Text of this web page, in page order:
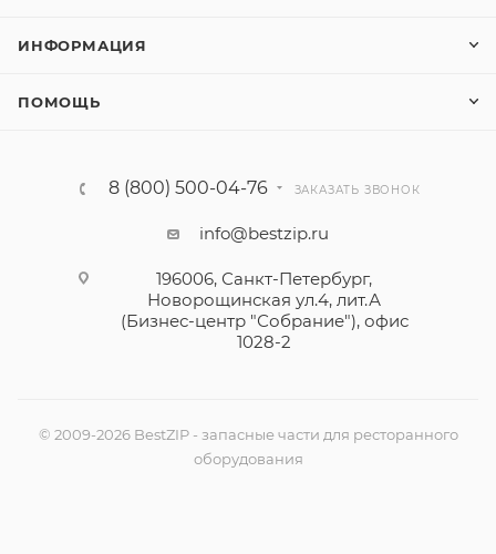
ИНФОРМАЦИЯ
ПОМОЩЬ
8 (800) 500-04-76 ЗАКАЗАТЬ ЗВОНОК
info@bestzip.ru
196006, Санкт-Петербург,
Новорощинская ул.4, лит.А
(Бизнес-центр "Собрание"), офис
1028-2
© 2009-2026 BestZIP - запасные части для ресторанного
оборудования